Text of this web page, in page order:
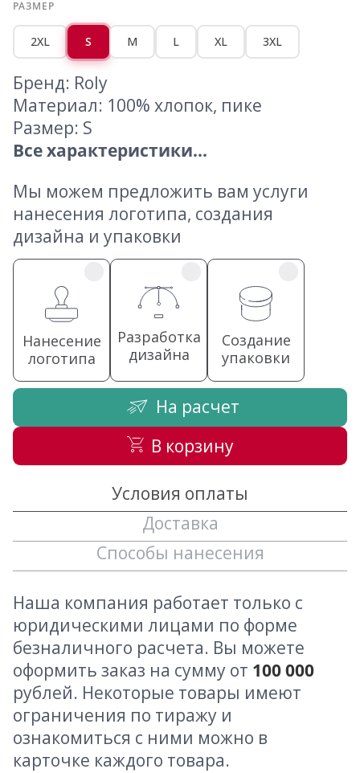
РАЗМЕР
2XL S M L XL 3XL
Бренд: Roly
Материал: 100% хлопок, пике
Размер: S
Все характеристики...
Мы можем предложить вам услуги
нанесения логотипа, создания
дизайна и упаковки
Нанесение
логотипа
Разработка
дизайна
Создание
упаковки
На расчет
В корзину
Условия оплаты
Доставка
Способы нанесения
Наша компания работает только с
юридическими лицами по форме
безналичного расчета. Вы можете
оформить заказ на сумму от 100 000
рублей. Некоторые товары имеют
ограничения по тиражу и
ознакомиться с ними можно в
карточке каждого товара.